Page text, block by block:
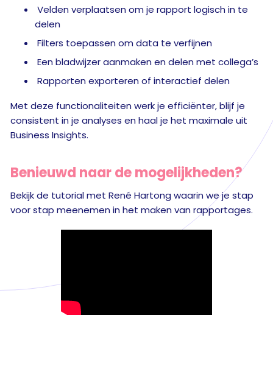
Velden verplaatsen om je rapport logisch in te
delen
Filters toepassen om data te verfijnen
Een bladwijzer aanmaken en delen met collega’s
Rapporten exporteren of interactief delen
Met deze functionaliteiten werk je efficiënter, blijf je
consistent in je analyses en haal je het maximale uit
Business Insights.
Benieuwd naar de mogelijkheden?
Bekijk de tutorial met René Hartong waarin we je stap
voor stap meenemen in het maken van rapportages.